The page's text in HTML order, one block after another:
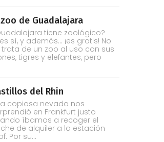
zoo de Guadalajara
tiene zoológico?
sí, y además... ¡es gratis! No
trata de un zoo al uso con sus
tigres y elefantes, pero
del Rhin
copiosa nevada nos
en Frankfurt justo
íbamos a recoger el
de alquiler a la estación
Por su...